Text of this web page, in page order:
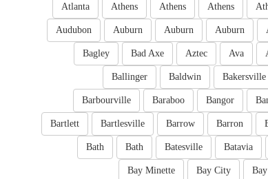
Athens
Athens
Athens
Atlanta
Auburn
Auburn
Auburn
Audubon
Ava
Aztec
Bad Axe
Bagley
Bakersville
Baldwin
Ballinger
Bangor
Baraboo
Barbourville
Barron
Barrow
Bartlesville
Bartlett
Batavia
Batesville
Bath
Bath
Bay City
Bay Minette